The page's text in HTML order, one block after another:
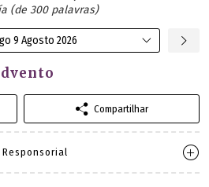
(de 300 palavras)
9 Agosto 2026
Compartilhar